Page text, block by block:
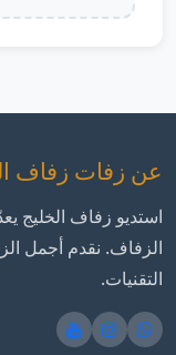
عن زفات زفاف
استديو زفاف الخليج
الزفاف. نقدم أجمل
التقنيات.